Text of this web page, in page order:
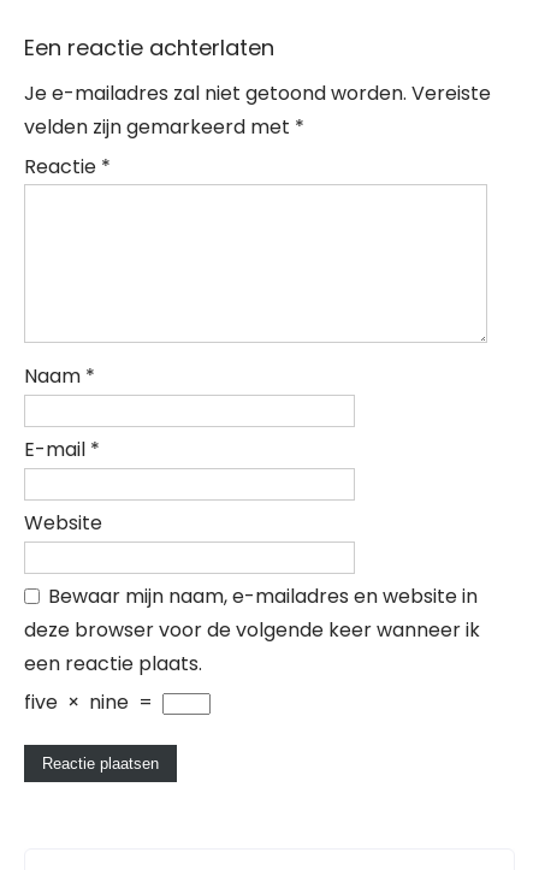
Een reactie achterlaten
Je e-mailadres zal niet getoond worden. Vereiste
velden zijn gemarkeerd met *
Reactie *
Naam *
E-mail *
Website
Bewaar mijn naam, e-mailadres en website in
deze browser voor de volgende keer wanneer ik
een reactie plaats.
five × nine =